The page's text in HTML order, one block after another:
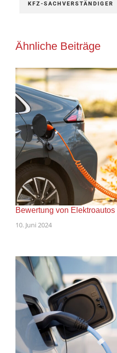
KFZ-SACHVERSTÄNDIGER
Ähnliche Beiträge
Bewertung von Elektroautos
10. Juni 2024